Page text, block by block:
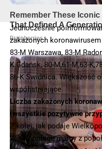
Jednocześnie
zakażonych
83-M Warszawa, 83-M
K Gdańsk, 80-M,61-M,63-
86-K Świdnica. Większość
współistniejące.
Liczba zakażonych
(wszystkie pozytywne
Z kolei, jak podaje
Wielkopolsce mamy z